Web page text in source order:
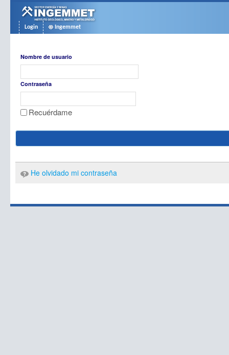
Saltar al contenido
Login Ingemmet
Acceso
Nombre de usuario
Contraseña
Recuérdame
He olvidado mi contraseña